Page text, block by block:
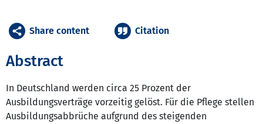
Abstract
In Deutschland werden circa 25 Prozent der
Ausbildungsverträge vorzeitig gelöst. Für die Pflege stellen
Ausbildungsabbrüche aufgrund des steigenden
Share content Citation